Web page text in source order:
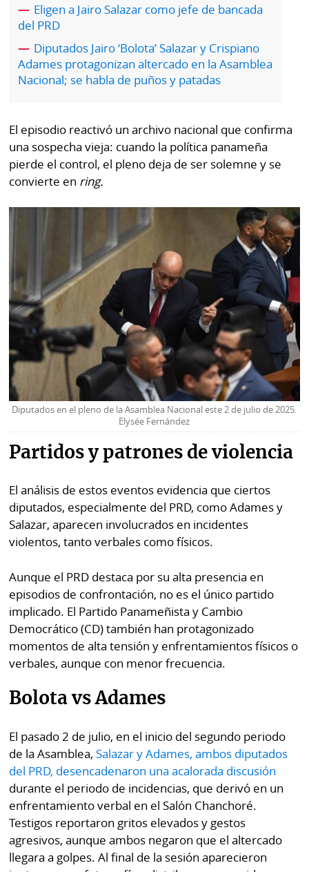
Panamá
Tus
Tiquetes
Corprensa
Club
Prensa
Busca
por
Hoy
⌾
Picante
Repregunta
Cual
⌾
Eligen a Jairo Salazar como jefe de bancada
del PRD
Diputados Jairo ‘Bolota’ Salazar y Crispiano
Adames protagonizan altercado en la Asamblea
Nacional; se habla de puños y patadas
El episodio reactivó un archivo nacional que confirma
una sospecha vieja: cuando la política panameña
pierde el control, el pleno deja de ser solemne y se
convierte en ring.
Diputados en el pleno de la Asamblea Nacional este 2 de julio de 2025.
Elysée Fernández
Partidos y patrones de violencia
El análisis de estos eventos evidencia que ciertos
diputados, especialmente del PRD, como Adames y
Salazar, aparecen involucrados en incidentes
violentos, tanto verbales como físicos.
Aunque el PRD destaca por su alta presencia en
episodios de confrontación, no es el único partido
implicado. El Partido Panameñista y Cambio
Democrático (CD) también han protagonizado
momentos de alta tensión y enfrentamientos físicos o
verbales, aunque con menor frecuencia.
Bolota vs Adames
El pasado 2 de julio, en el inicio del segundo periodo
de la Asamblea, Salazar y Adames, ambos diputados
del PRD, desencadenaron una acalorada discusión
durante el periodo de incidencias, que derivó en un
enfrentamiento verbal en el Salón Chanchoré.
Testigos reportaron gritos elevados y gestos
agresivos, aunque ambos negaron que el altercado
llegara a golpes. Al final de la sesión aparecieron